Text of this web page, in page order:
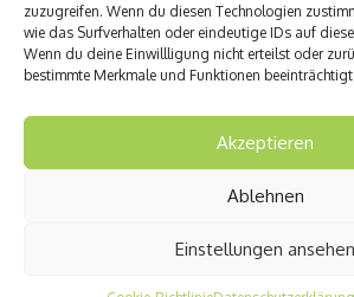
zuzugreifen. Wenn du diesen Technologien
wie das Surfverhalten oder eindeutige IDs auf
Wenn du deine Einwillligung nicht erteilst oder
bestimmte Merkmale und Funktionen
Akzeptieren
Ablehnen
Einstellungen ansehen
vorheriger Beitrag
Up-
Paddli
ng,
Disc-
und
Drache
nbootf
10